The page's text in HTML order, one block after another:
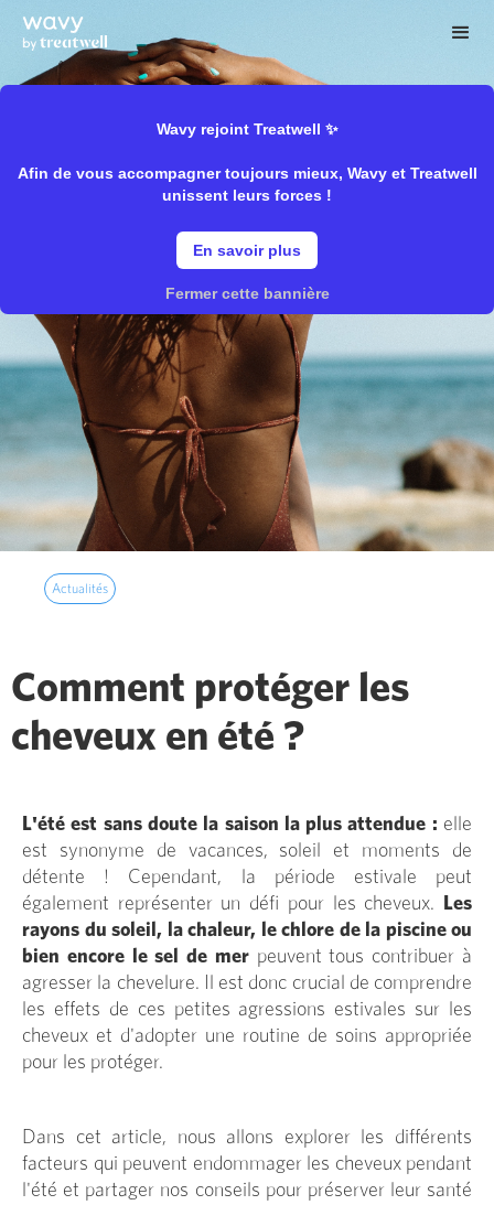
Wavy rejoint Treatwell ✨
Afin de vous accompagner toujours mieux, Wavy et Treatwell
unissent leurs forces !
En savoir plus
Fermer cette bannière
Actualités
Comment protéger les
cheveux en été ?
L'été est sans doute la saison la plus attendue : elle
est synonyme de vacances, soleil et moments de
détente ! Cependant, la période estivale peut
également représenter un défi pour les cheveux.
Les
rayons du soleil, la chaleur, le chlore de la piscine ou
bien encore le sel de merpeuvent tous contribuer à
agresser la chevelure. Il est donc crucial de comprendre
les effets de ces petites agressions estivales sur les
cheveux et d'adopter une routine de soins appropriée
pour les protéger.
Dans cet article, nous allons explorer les différents
facteurs qui peuvent endommager les cheveux pendant
l'été et partager nos conseils pour préserver leur santé